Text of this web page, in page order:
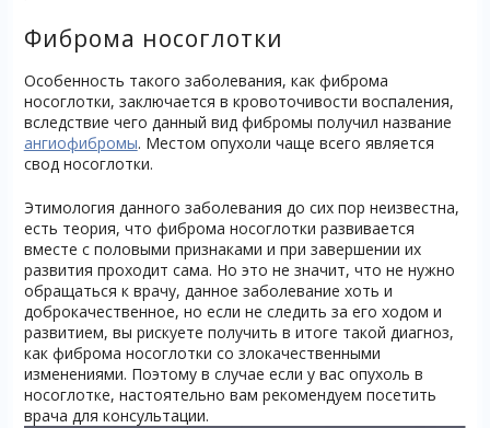
Фиброма носоглотки
Особенность такого заболевания, как фиброма
носоглотки, заключается в кровоточивости воспаления,
вследствие чего данный вид фибромы получил название
ангиофибромы. Местом опухоли чаще всего является
свод носоглотки.
Этимология данного заболевания до сих пор неизвестна,
есть теория, что фиброма носоглотки развивается
вместе с половыми признаками и при завершении их
развития проходит сама. Но это не значит, что не нужно
обращаться к врачу, данное заболевание хоть и
доброкачественное, но если не следить за его ходом и
развитием, вы рискуете получить в итоге такой диагноз,
как фиброма носоглотки со злокачественными
изменениями. Поэтому в случае если у вас опухоль в
носоглотке, настоятельно вам рекомендуем посетить
врача для консультации.